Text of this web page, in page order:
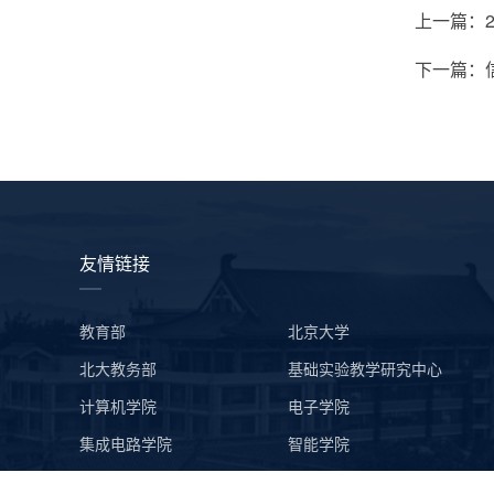
上一篇：
下一篇：
友情链接
教育部
北京大学
北大教务部
基础实验教学研究中心
计算机学院
电子学院
集成电路学院
智能学院